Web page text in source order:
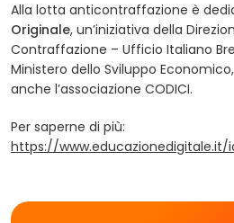
Alla lotta anticontraffazione è
Originale, un’iniziativa della
Contraffazione – Ufficio Italiano
Ministero dello Sviluppo
anche l’associazione CODICI.
Per saperne di più:
https://www.educazionedigitale.it/